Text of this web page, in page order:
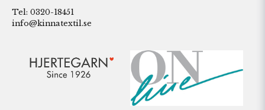
Tel: 0320-18451
info@kinnatextil.se